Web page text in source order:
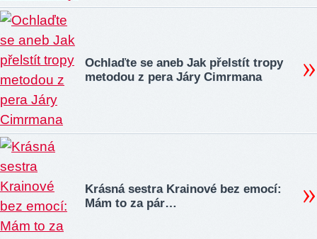
Ochlaďte se aneb Jak přelstít tropy
metodou z pera Járy Cimrmana
Krásná sestra Krainové bez emocí:
Mám to za pár…